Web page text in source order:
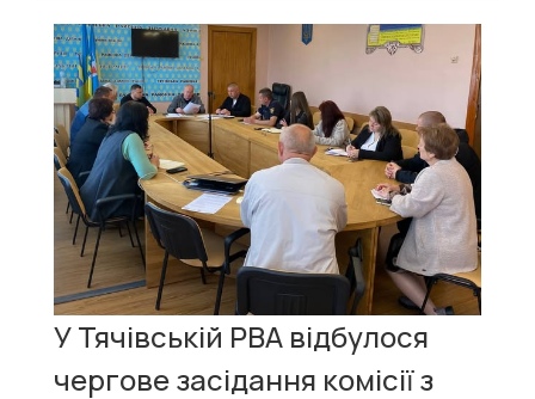
У Тячівській РВА відбулося
чергове засідання комісії з